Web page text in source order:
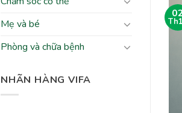
Mẹ và bé
Phòng và chữa bệnh
NHÃN HÀNG VIFA